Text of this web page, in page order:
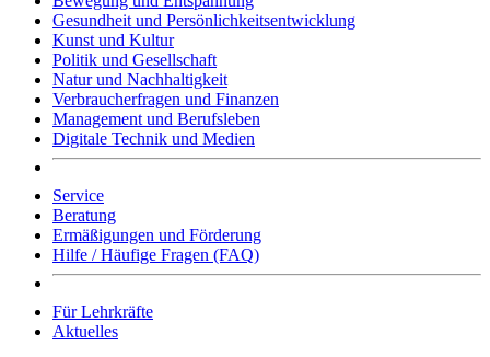
Gesundheit und Persönlichkeitsentwicklung
Kunst und Kultur
Politik und Gesellschaft
Natur und Nachhaltigkeit
Verbraucherfragen und Finanzen
Management und Berufsleben
Digitale Technik und Medien
Service
Beratung
Ermäßigungen und Förderung
Hilfe / Häufige Fragen (FAQ)
Für Lehrkräfte
Aktuelles